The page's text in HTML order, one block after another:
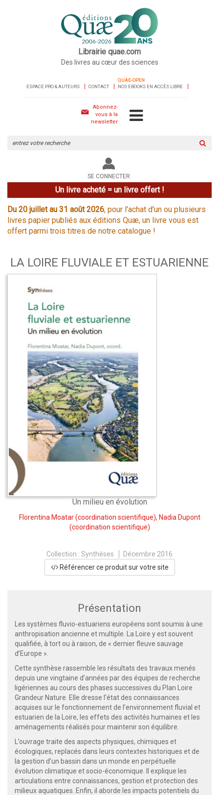
Librairie quae.com
Des livres au cœur des sciences
ESPACE PRO & AUTEURS CONTACT
QUAE-OPEN
NOS EBOOKS EN ACCÈS LIBRE
Abonnez-
vous à la
newsletter
le
site
SE CONNECTER
Un livre acheté = un livre offert !
Du 20 juillet au 31 août 2026, pour l'achat d'un ou plusieurs
livres papier publiés aux éditions Quæ, un livre vous est
offert parmi trois titres de notre catalogue !
LA LOIRE FLUVIALE ET ESTUARIENNE
Un milieu en évolution
Florentina Moatar(coordination scientifique), Nadia Dupont
(coordination scientifique)
Collection : Synthèses
Décembre 2016
Référencer ce produit sur votre site
Présentation
Les systèmes fluvio-estuariens européens sont soumis à une
anthropisation ancienne et multiple. La Loire y est souvent
qualifiée, à tort ou à raison, de « dernier fleuve sauvage
d’Europe ».
Cette synthèse rassemble les résultats des travaux menés
depuis une vingtaine d’années par des équipes de recherche
ligériennes au cours des phases successives du Plan Loire
Grandeur Nature. Elle dresse l’état des connaissances
acquises sur le fonctionnement de l’environnement fluvial et
estuarien de la Loire, les effets des activités humaines et les
aménagements réalisés pour maintenir son équilibre.
L’ouvrage traite des aspects physiques, chimiques et
écologiques, replacés dans leurs contextes historiques et de
la gestion d’un bassin dans un monde en perpétuelle
évolution climatique et socio-économique. Il explique les
articulations entre connaissances, gestion et protection des
milieux aquatiques. Enfin, il aborde les impacts potentiels du